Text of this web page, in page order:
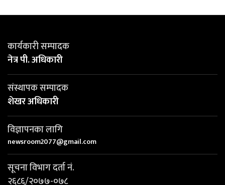
कार्यकारी सम्पादक
नेत्र पी. अधिकारी
संस्थापक सम्पादक
शेखर अधिकारी
विज्ञापनका लागि
newsroom2077@gmail.com
सूचना विभाग दर्ता नं.
२६८६/२०७७-०७८